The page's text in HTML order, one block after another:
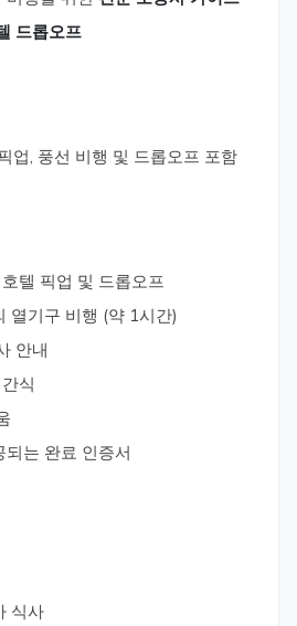
드롭오프
업, 풍선 비행 및 드롭오프 포함
텔 픽업 및 드롭오프
열기구 비행 (약 1시간)
안내
식
는 완료 인증서
식사